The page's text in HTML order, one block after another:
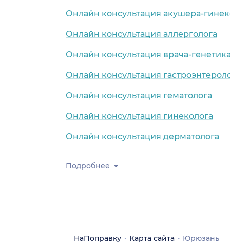
Онлайн консультация акушера-
Онлайн консультация аллерголога
Онлайн консультация врача-
Онлайн консультация
Онлайн консультация гематолога
Онлайн консультация гинеколога
Онлайн консультация дерматолога
Подробнее
НаПоправку Карта сайта Юрюзань